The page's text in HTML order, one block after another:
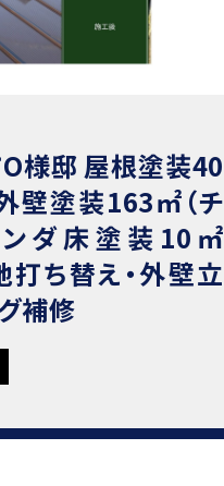
様邸 屋根塗装40
外壁塗装163㎡（チ
ンダ床塗装10㎡
打ち替え・外壁立
補修